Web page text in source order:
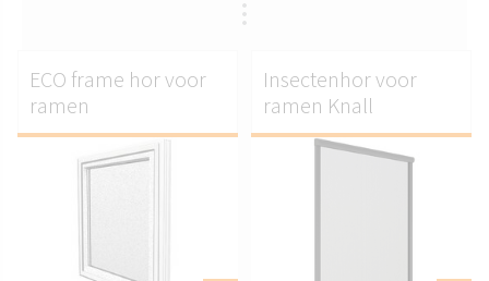
ECO frame hor voor
ramen
Insectenhor voor
ramen Knall